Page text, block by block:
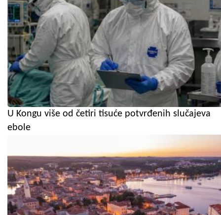
U Kongu više od četiri tisuće potvrđenih slučajeva
ebole